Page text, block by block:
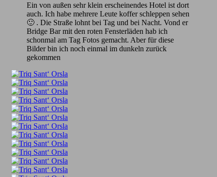
Ein von außen sehr klein erscheinendes Hotel ist dort
auch. Ich habe mehrere Leute koffer schleppen sehen
🙂 . Die Straße lohnt bei Tag und bei Nacht. Vond er
Bridge Bar mit den roten Fensterläden hab ich
schonmal am Tag Fotos gemacht. Aber für diese
Bilder bin ich noch einmal im dunkeln zurück
gekommen